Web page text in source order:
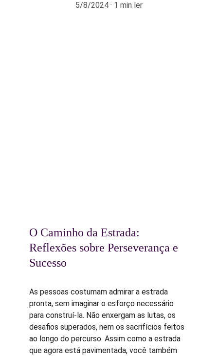
5/8/2024
1 min ler
O Caminho da Estrada:
Reflexões sobre Perseverança e
Sucesso
As pessoas costumam admirar a estrada
pronta, sem imaginar o esforço necessário
para construí-la. Não enxergam as lutas, os
desafios superados, nem os sacrifícios feitos
ao longo do percurso. Assim como a estrada
que agora está pavimentada, você também